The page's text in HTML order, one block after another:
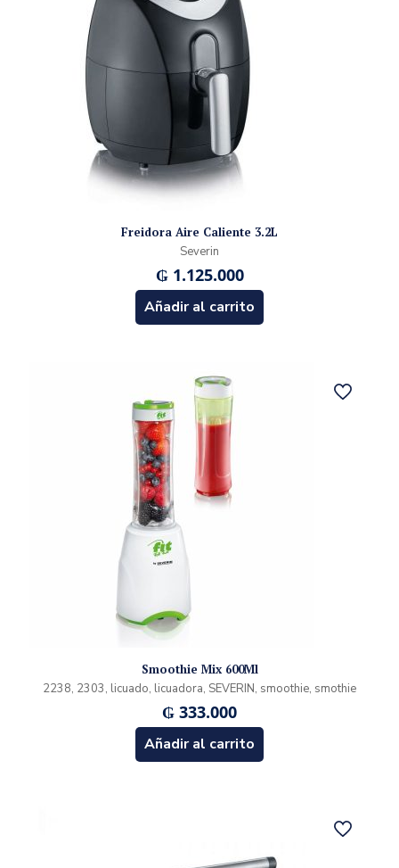
Freidora Aire Caliente 3.2L
Severin
₲1.125.000
Añadir al carrito
Smoothie Mix 600Ml
2238, 2303, licuado, licuadora, SEVERIN, smoothie, smothie
₲ 333.000
Añadir al carrito